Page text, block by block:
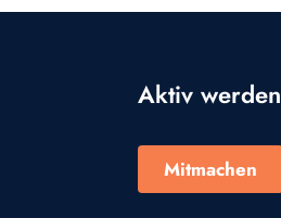
Aktiv werden
Mitmachen